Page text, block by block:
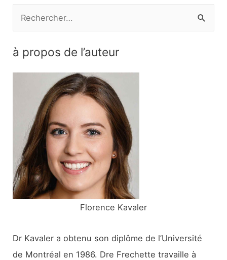
h
:
à propos de l’auteur
Florence Kavaler
Dr Kavaler a obtenu son diplôme de l’Université
de Montréal en 1986. Dre Frechette travaille à